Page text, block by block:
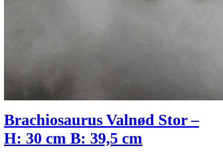
Brachiosaurus Valnød Stor –
H: 30 cm B: 39,5 cm